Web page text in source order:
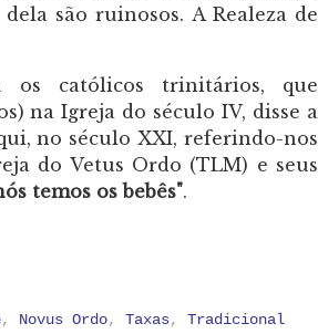
são ruinosos. A Realeza de
os católicos trinitários, que
na Igreja do século IV, disse a
no século XXI, referindo-nos
do Vetus Ordo (TLM) e seus
temos os bebês".
, Novus Ordo,Taxas,Tradicional